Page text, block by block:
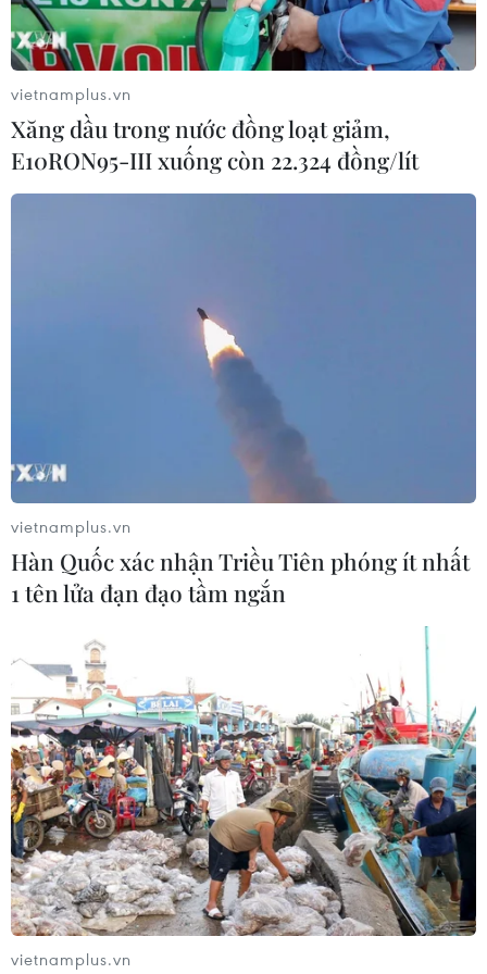
Chứng khoán châu Á đồng loạt tăng
nhờ đà hồi phục của cổ phiếu công
nghệ
05/08/2026 11:00
Thị trường IPO Đông Nam Á nửa đầu
năm 2026: Giá trị tăng, số lượng giảm
Doanh thu hậu IPO tăng vọt, cổ
phiếu SpaceX vẫn rớt giá do "đốt
Phố Wall lập kỷ lục mới nhờ đà tăng
của nhóm cổ phiếu AI
05/08/2026 00:37
Tỷ phú Jeff Bezos bán 15 triệu cổ
phiếu Amazon trị giá hơn 4 tỷ USD
04/08/2026 23:29
Phố Wall lập đỉnh lịch sử khi giá dầu
lao dốc mạnh
04/08/2026 00:59
vietnamplus.vn
Xăng dầu trong nước đồng loạt giảm,
E10RON95-III xuống còn 22.324 đồng/lít
vietnamplus.vn
Hàn Quốc xác nhận Triều Tiên phóng ít nhất
1 tên lửa đạn đạo tầm ngắn
vietnamplus.vn